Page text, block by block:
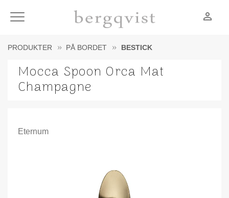
Meny person_outline
PRODUKTER PÅ BORDET BESTICK
Mocca Spoon Orca Mat
Champagne
Eternum